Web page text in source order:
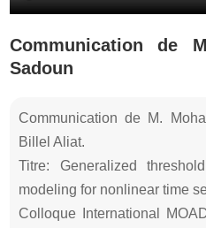
Communication de
Sadoun
Communication de M.
Billel Aliat.
Titre: Generalized
modeling for nonlinear time
Colloque International